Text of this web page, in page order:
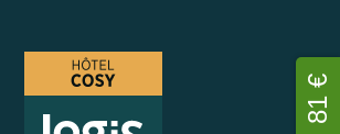
81 €